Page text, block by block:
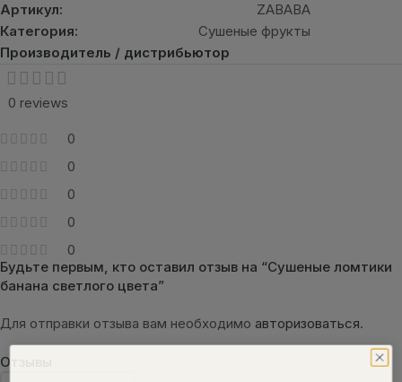
Артикул:
ZABABA
Категория:
Сушеные фрукты
Производитель / дистрибьютор
0 reviews
0
0
0
0
0
Отзывы
Будьте первым, кто оставил отзыв на “Сушеные ломтики
банана светлого цвета”
Для отправки отзыва вам необходимо авторизоваться.